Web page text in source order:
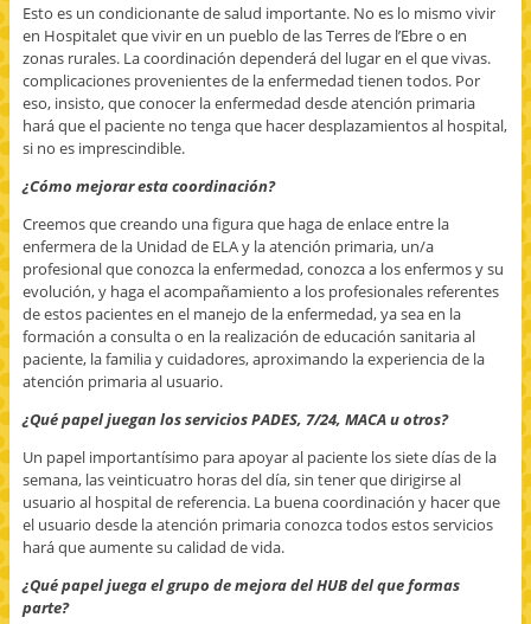
Esto es un condicionante de salud importante. No es lo mismo vivir
en Hospitalet que vivir en un pueblo de las Terres de l’Ebre o en
zonas rurales. La coordinación dependerá del lugar en el que vivas.
complicaciones provenientes de la enfermedad tienen todos. Por
eso, insisto, que conocer la enfermedad desde atención primaria
hará que el paciente no tenga que hacer desplazamientos al hospital,
si no es imprescindible.
¿Cómo mejorar esta coordinación?
Creemos que creando una figura que haga de enlace entre la
enfermera de la Unidad de ELA y la atención primaria, un/a
profesional que conozca la enfermedad, conozca a los enfermos y su
evolución, y haga el acompañamiento a los profesionales referentes
de estos pacientes en el manejo de la enfermedad, ya sea en la
formación a consulta o en la realización de educación sanitaria al
paciente, la familia y cuidadores, aproximando la experiencia de la
atención primaria al usuario.
¿Qué papel juegan los servicios PADES, 7/24, MACA u otros?
Un papel importantísimo para apoyar al paciente los siete días de la
semana, las veinticuatro horas del día, sin tener que dirigirse al
usuario al hospital de referencia. La buena coordinación y hacer que
el usuario desde la atención primaria conozca todos estos servicios
hará que aumente su calidad de vida.
¿Qué papel juega el grupo de mejora del HUB del que formas
parte?